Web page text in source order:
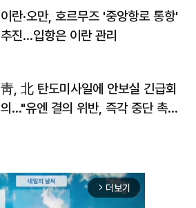
이란·오만, 호르무즈 '중앙항로 통항'
추진…입항은 이란 관리
靑, 北 탄도미사일에 안보실 긴급회
의…"유엔 결의 위반, 즉각 중단 촉
arrow_forward_ios 더보기